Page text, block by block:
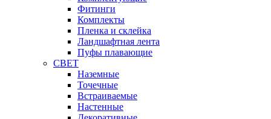
Фитинги
Комплекты
Пленка и склейка
Ландшафтная лента
Пуфы плавающие
СВЕТ
Наземные
Точечные
Встраиваемые
Настенные